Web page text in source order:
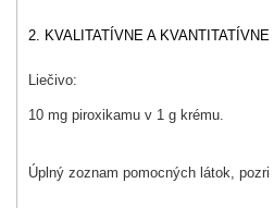
2. KVALITATÍVNE A
Liečivo:
10 mg piroxikamu v 1 g krému.
Úplný zoznam pomocných látok, pozri